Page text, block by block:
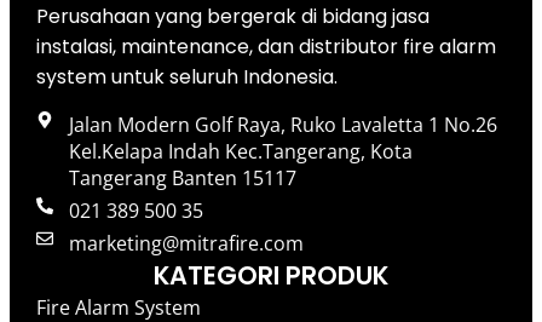
Perusahaan yang bergerak di bidang jasa
instalasi, maintenance, dan distributor fire alarm
system untuk seluruh Indonesia.
Jalan Modern Golf Raya, Ruko Lavaletta 1 No.26
Kel.Kelapa Indah Kec.Tangerang, Kota
Tangerang Banten 15117
021 389 500 35
marketing@mitrafire.com
KATEGORI PRODUK
Fire Alarm System